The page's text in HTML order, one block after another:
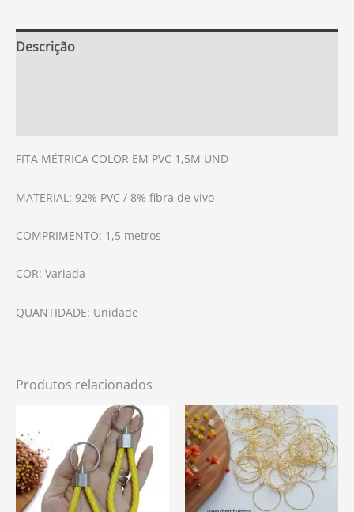
Descrição
FITA MÉTRICA COLOR EM PVC 1,5M UND
MATERIAL: 92% PVC / 8% fibra de vivo
COMPRIMENTO: 1,5 metros
COR: Variada
QUANTIDADE: Unidade
Produtos relacionados